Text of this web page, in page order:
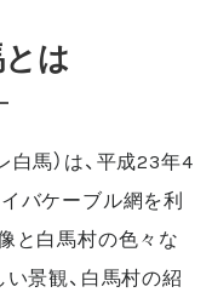
は
白馬）は、平成23年4
バケーブル網を利
と白馬村の色々な
い景観、白馬村の紹